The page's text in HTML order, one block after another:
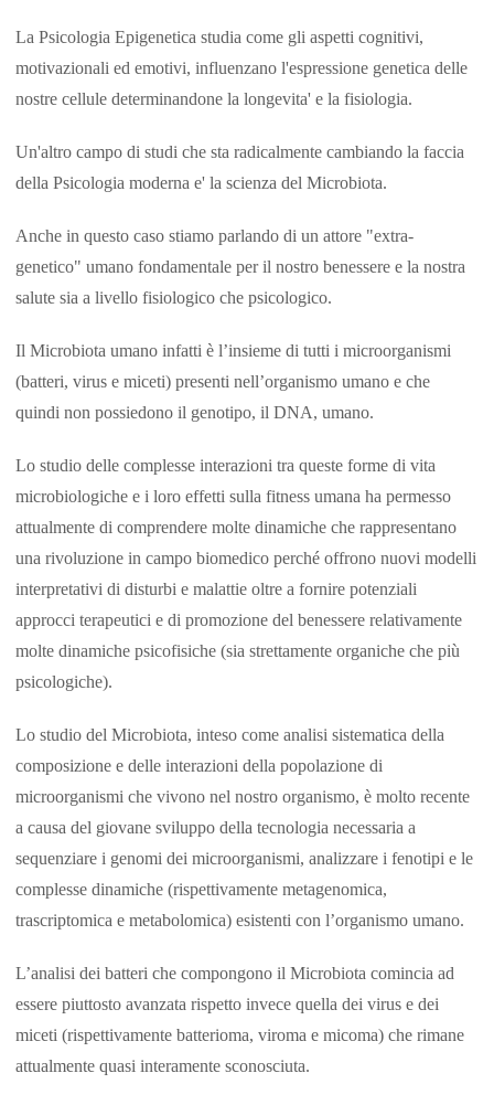
La Psicologia Epigenetica studia come gli aspetti cognitivi,
motivazionali ed emotivi, influenzano l'espressione genetica delle
nostre cellule determinandone la longevita' e la fisiologia.
Un'altro campo di studi che sta radicalmente cambiando la faccia
della Psicologia moderna e' la scienza del Microbiota.
Anche in questo caso stiamo parlando di un attore "extra-
genetico" umano fondamentale per il nostro benessere e la nostra
salute sia a livello fisiologico che psicologico.
Il Microbiota umano infatti è l’insieme di tutti i microorganismi
(batteri, virus e miceti) presenti nell’organismo umano e che
quindi non possiedono il genotipo, il DNA, umano.
Lo studio delle complesse interazioni tra queste forme di vita
microbiologiche e i loro effetti sulla fitness umana ha permesso
attualmente di comprendere molte dinamiche che rappresentano
una rivoluzione in campo biomedico perché offrono nuovi modelli
interpretativi di disturbi e malattie oltre a fornire potenziali
approcci terapeutici e di promozione del benessere relativamente
molte dinamiche psicofisiche (sia strettamente organiche che più
psicologiche).
Lo studio del Microbiota, inteso come analisi sistematica della
composizione e delle interazioni della popolazione di
microorganismi che vivono nel nostro organismo, è molto recente
a causa del giovane sviluppo della tecnologia necessaria a
sequenziare i genomi dei microorganismi, analizzare i fenotipi e le
complesse dinamiche (rispettivamente metagenomica,
trascriptomica e metabolomica) esistenti con l’organismo umano.
L’analisi dei batteri che compongono il Microbiota comincia ad
essere piuttosto avanzata rispetto invece quella dei virus e dei
miceti (rispettivamente batterioma, viroma e micoma) che rimane
attualmente quasi interamente sconosciuta.